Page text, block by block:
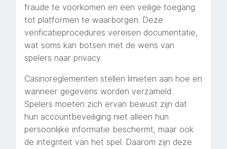
fraude te voorkomen en een veilige toegang
tot platformen te waarborgen. Deze
verificatieprocedures vereisen documentatie,
wat soms kan botsen met de wens van
spelers naar privacy.
Casinoreglementen stellen limieten aan hoe en
wanneer gegevens worden verzameld.
Spelers moeten zich ervan bewust zijn dat
hun accountbeveiliging niet alleen hun
persoonlijke informatie beschermt, maar ook
de integriteit van het spel. Daarom zijn deze